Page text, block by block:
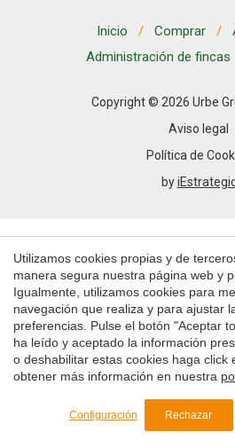
Inicio Comprar
Administración de fincas
Copyright © 2026 Urbe
Aviso legal
Política de
by
Utilizamos cookies propias y de
manera segura nuestra página web y
Igualmente, utilizamos cookies para
navegación que realiza y para ajustar
preferencias. Pulse el botón "Aceptar
ha leído y aceptado la información
o deshabilitar estas cookies haga click
obtener más información en nuestra
Configuración Rechazar
Analíticas y personalización
Permiten realizar el seguimiento y
utiliza en la medición de la
elaboración de perfiles de
el fin de introducir mejoras en
datos de uso que hacen los
guardar la información de
mejor experiencia a través de
Estas cookies son utilizadas para
sobre las preferencias y
a través de la observación
navegación. Gracias a ellas,
de navegación en el sitio web y
relacionada con el perfil de
Guardar configuración